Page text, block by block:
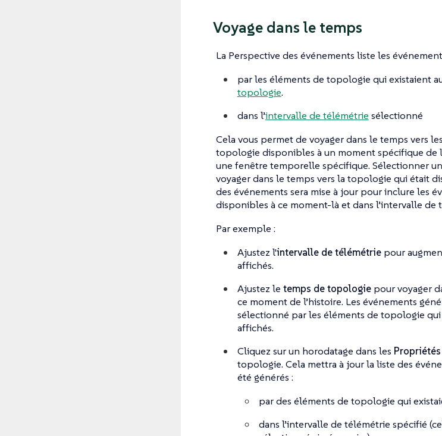
Voyage dans le temps
La Perspective des événements liste les
par les éléments de topologie qui existaient
topologie.
dans l’intervalle de télémétrie sélectionné
Cela vous permet de voyager dans le temps vers
topologie disponibles à un moment spécifique de
une fenêtre temporelle spécifique. Sélectionner
voyager dans le temps vers la topologie qui était
des événements sera mise à jour pour inclure les
disponibles à ce moment-là et dans l’intervalle de
Par exemple :
Ajustez l'intervalle de télémétriepour
affichés.
Ajustez le temps de topologiepour voyager
ce moment de l’histoire. Les événements
sélectionné par les éléments de topologie
affichés.
Cliquez sur un horodatage dans les Propriétés
topologie. Cela mettra à jour la liste des
été générés :
par des éléments de topologie qui
dans l’intervalle de télémétrie spécifié